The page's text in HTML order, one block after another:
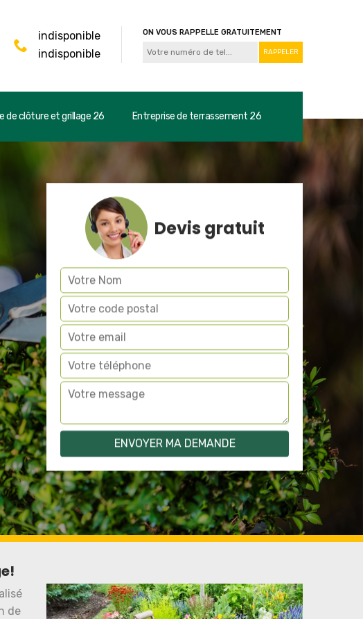
indisponible
indisponible
ON VOUS RAPPELLE GRATUITEMENT
de clôture et grillage 26 Entreprise de terrassement 26
Devis gratuit
de